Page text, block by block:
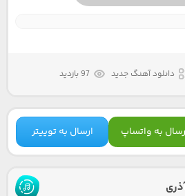
دانلود آهنگ جدید 97 بازدید
به واتساپ ارسال به توییتر